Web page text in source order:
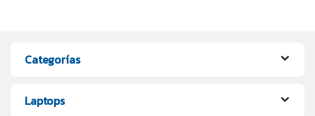
Categorías
Laptops